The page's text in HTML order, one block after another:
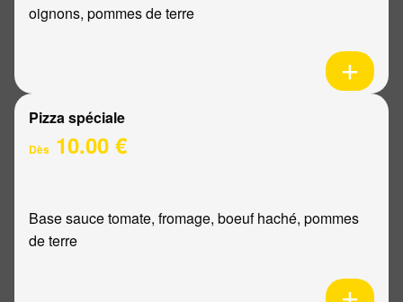
oignons, pommes de terre
Pizza spéciale
Dès 10.00 €
Base sauce tomate, fromage, boeuf haché, pommes
de terre